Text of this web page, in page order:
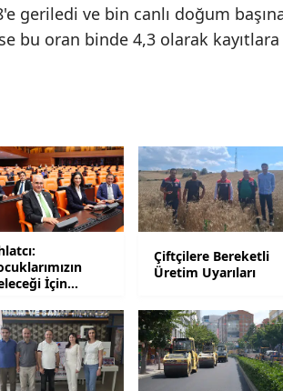
Malatya
Muğla
Muş
Nevşehir
Ordu
Rize
geriledi ve bin canlı doğum
bu oran binde 4,3 olarak kayıtlara
İçin
Çiftçilere Bereketli
Üretim Uyarıları